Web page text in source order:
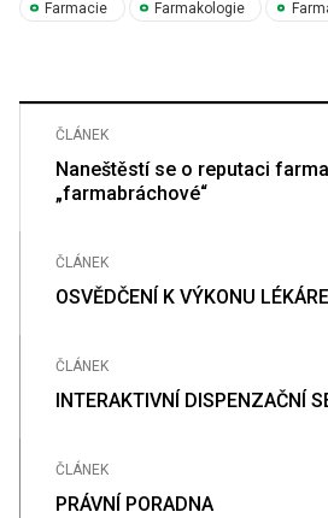
Farmacie Farmakologie
ČLÁNEK
Naneštěstí se o reputaci
„farmabráchové“
ČLÁNEK
OSVĚDČENÍ K VÝKONU
ČLÁNEK
INTERAKTIVNÍ DISPENZAČNÍ
ČLÁNEK
PRÁVNÍ PORADNA